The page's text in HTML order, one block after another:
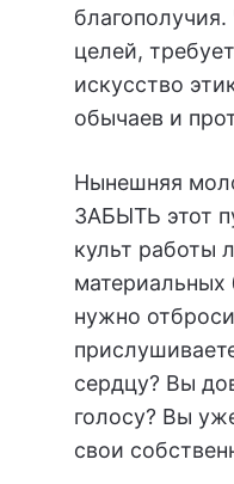
целей,
искусство
обычаев и
Нынешняя
ЗАБЫТЬ этот
культ работы
нужно
сердцу? Вы
голосу? Вы
свои